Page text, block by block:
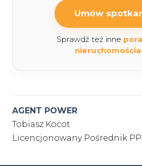
Umów
Sprawdź też inne
AGENT POWER
Tobiasz Kocot
Licencjonowany Pośrednik